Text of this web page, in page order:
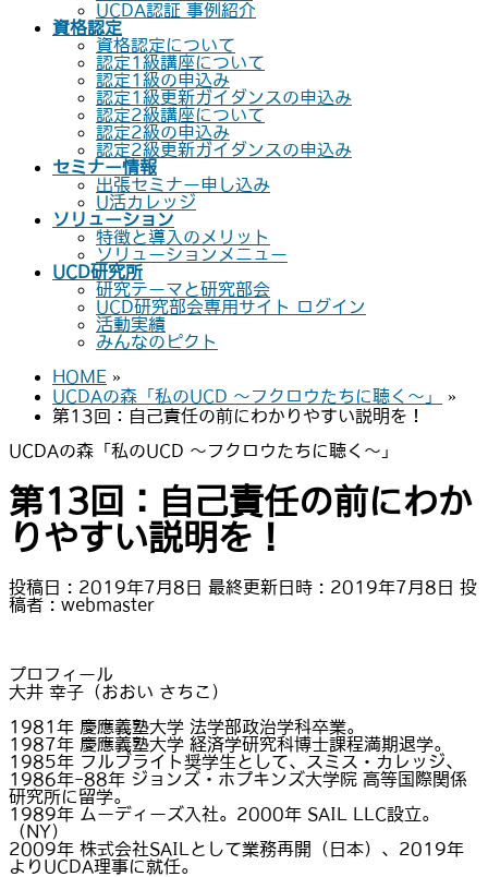
UCDA認証 事例紹介
資格認定
資格認定について
認定1級講座について
認定1級の申込み
認定1級更新ガイダンスの申込み
認定2級講座について
認定2級の申込み
認定2級更新ガイダンスの申込み
セミナー情報
出張セミナー申し込み
U活カレッジ
ソリューション
特徴と導入のメリット
ソリューションメニュー
UCD研究所
研究テーマと研究部会
UCD研究部会専用サイト ログイン
活動実績
みんなのピクト
HOME »
UCDAの森「私のUCD 〜フクロウたちに聴く〜」
»
第13回：自己責任の前にわかりやすい説明を！
UCDAの森「私のUCD 〜フクロウたちに聴く〜」
第13回：自己責任の前にわか
りやすい説明を！
投稿日 : 2019年7月8日 最終更新日時 : 2019年7月8日 投
稿者 : webmaster
プロフィール
大井 幸子（おおい さちこ）
1981年 慶應義塾大学 法学部政治学科卒業。
1987年 慶應義塾大学 経済学研究科博士課程満期退学。
1985年 フルブライト奨学生として、スミス・カレッジ、
1986年-88年 ジョンズ・ホプキンズ大学院 高等国際関係
研究所に留学。
1989年 ムーディーズ入社。2000年 SAIL LLC設立。
（NY）
2009年 株式会社SAILとして業務再開（日本）、2019年
よりUCDA理事に就任。